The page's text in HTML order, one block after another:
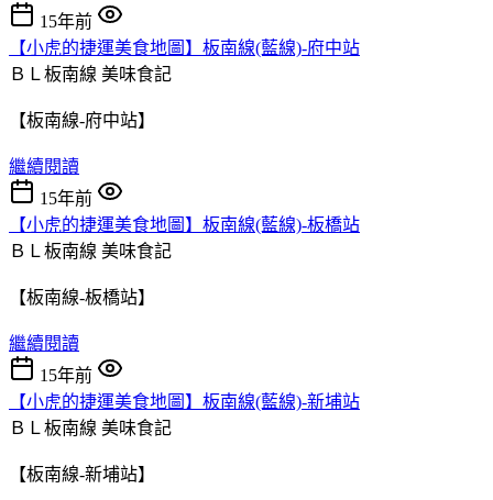
15年前
【小虎的捷運美食地圖】板南線(藍線)-府中站
ＢＬ板南線 美味食記
【板南線-府中站】
繼續閱讀
15年前
【小虎的捷運美食地圖】板南線(藍線)-板橋站
ＢＬ板南線 美味食記
【板南線-板橋站】
繼續閱讀
15年前
【小虎的捷運美食地圖】板南線(藍線)-新埔站
ＢＬ板南線 美味食記
【板南線-新埔站】